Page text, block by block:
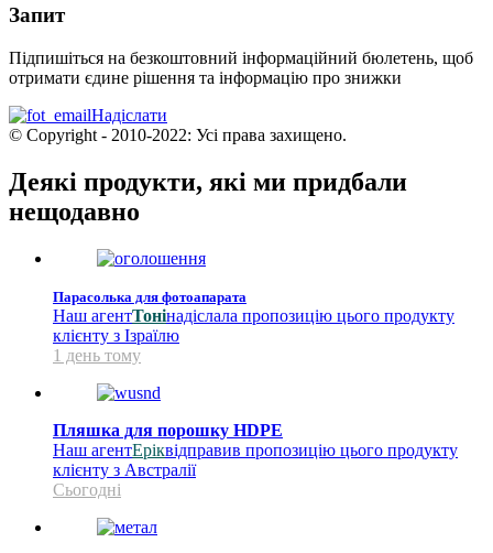
Запит
Підпишіться на безкоштовний інформаційний бюлетень, щоб
отримати єдине рішення та інформацію про знижки
Надіслати
© Copyright - 2010-2022: Усі права захищено.
Деякі продукти, які ми придбали
нещодавно
Парасолька для фотоапарата
Наш агентТонінадіслала пропозицію цього продукту
клієнту з Ізраїлю
1 день тому
Пляшка для порошку HDPE
Наш агентЕріквідправив пропозицію цього продукту
клієнту з Австралії
Сьогодні